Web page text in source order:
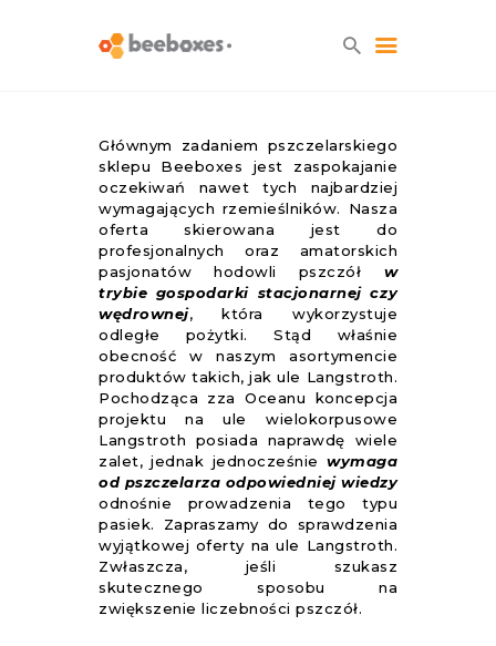
HOME
O NAS
BLOG
SKLEP
KONTAKT
Głównym zadaniem pszczelarskiego
sklepu Beeboxes jest zaspokajanie
oczekiwań nawet tych najbardziej
wymagających rzemieślników. Nasza
oferta skierowana jest do
profesjonalnych oraz amatorskich
pasjonatów hodowli pszczół w
trybie gospodarki stacjonarnej czy
wędrownej, która wykorzystuje
odległe pożytki. Stąd właśnie
obecność w naszym asortymencie
produktów takich, jak ule Langstroth.
Pochodząca zza Oceanu koncepcja
projektu na ule wielokorpusowe
Langstroth posiada naprawdę wiele
zalet, jednak jednocześnie wymaga
od pszczelarza odpowiedniej wiedzy
odnośnie prowadzenia tego typu
pasiek. Zapraszamy do sprawdzenia
wyjątkowej oferty na ule Langstroth.
Zwłaszcza, jeśli szukasz
skutecznego sposobu na
zwiększenie liczebności pszczół.